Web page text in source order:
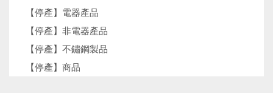
【停產】電器產品
【停產】非電器產品
【停產】不鏽鋼製品
【停產】商品